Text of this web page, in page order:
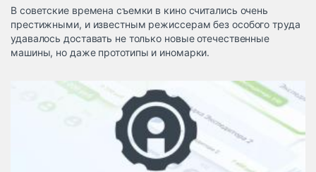
грузовые
терминалы
Коммерческий
транспорт
Автосервис,
запчасти, шины
Топливо, масла и
автохимия
Дзен
В советские времена съемки в кино считались очень
престижными, и известным режиссерам без особого труда
удавалось доставать не только новые отечественные
машины, но даже прототипы и иномарки.